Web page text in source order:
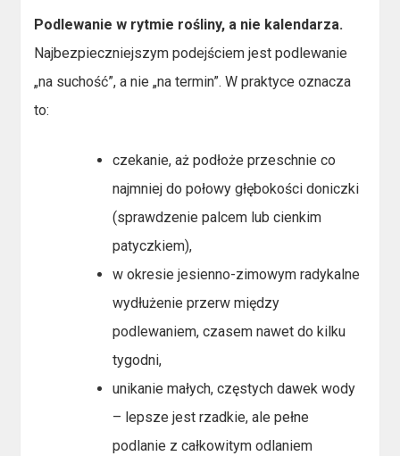
Podlewanie w rytmie rośliny, a nie kalendarza.
Najbezpieczniejszym podejściem jest podlewanie
„na suchość”, a nie „na termin”. W praktyce oznacza
to:
czekanie, aż podłoże przeschnie co
najmniej do połowy głębokości doniczki
(sprawdzenie palcem lub cienkim
patyczkiem),
w okresie jesienno-zimowym radykalne
wydłużenie przerw między
podlewaniem, czasem nawet do kilku
tygodni,
unikanie małych, częstych dawek wody
– lepsze jest rzadkie, ale pełne
podlanie z całkowitym odlaniem